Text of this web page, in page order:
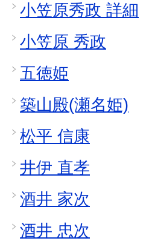
小笠原秀政 詳細
小笠原 秀政
五徳姫
築山殿(瀬名姫)
松平 信康
井伊 直孝
酒井 家次
酒井 忠次